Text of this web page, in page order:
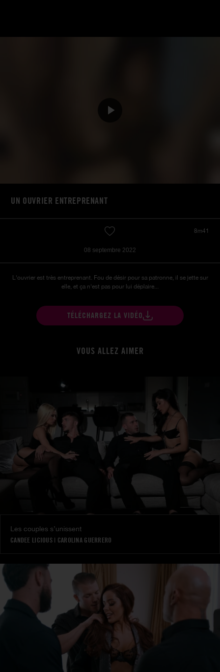
UN OUVRIER ENTREPRENANT
8m41
08 septembre 2022
L'ouvrier est très entreprenant. Fou de désir pour sa patronne, il se jette sur
elle, et ça n'est pas pour lui déplaire...
TÉLÉCHARGEZ LA VIDÉO
VOUS ALLEZ AIMER
Les couples s’unissent
CANDEE LICIOUS| CAROLINA GUERRERO